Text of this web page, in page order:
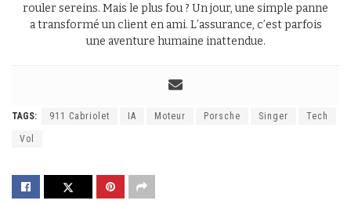
rouler sereins. Mais le plus fou ? Un jour, une simple panne
a transformé un client en ami. L’assurance, c’est parfois
une aventure humaine inattendue.
TAGS: 911 Cabriolet IA Moteur Porsche Singer Tech
Vol